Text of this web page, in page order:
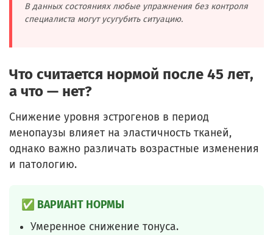
В данных состояниях любые упражнения без контроля
специалиста могут усугубить ситуацию.
Что считается нормой после 45 лет,
а что — нет?
Снижение уровня эстрогенов в период
менопаузы влияет на эластичность тканей,
однако важно различать возрастные изменения
и патологию.
✅ ВАРИАНТ НОРМЫ
Умеренное снижение тонуса.